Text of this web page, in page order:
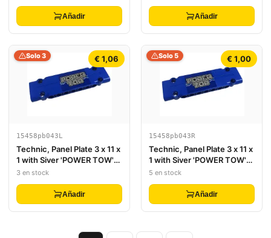
Añadir Añadir
€ 1,06
Solo 3
15458pb043L
Technic, Panel Plate 3 x 11 x
1 with Siver 'POWER TOW'
and Lightning Pattern Model
3 en stock
Añadir
€ 1,00
Solo 5
15458pb043R
Technic, Panel Plate 3 x 11 x
1 with Siver 'POWER TOW'
and Lightning Pattern Model
5 en stock
Añadir